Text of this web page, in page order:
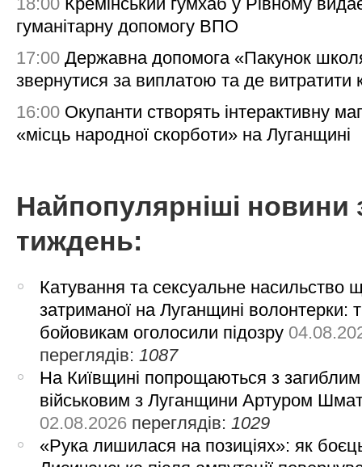
гуманітарну допомогу ВПО
17:00 Державна допомога «Пакунок
звернутися за виплатою та де витратити
16:00 Окупанти створять інтерактивну
«місць народної скорботи» на Луганщині
Найпопулярніші новини
тиждень:
Катування та сексуальне насильство
затриманої на Луганщині волонтерки:
бойовикам оголосили підозру
переглядів:1087
На Київщині попрощаються з загиблим
військовим з Луганщини Артуром
02.08.2026 переглядів:1029
«Рука лишилася на позиціях»: як